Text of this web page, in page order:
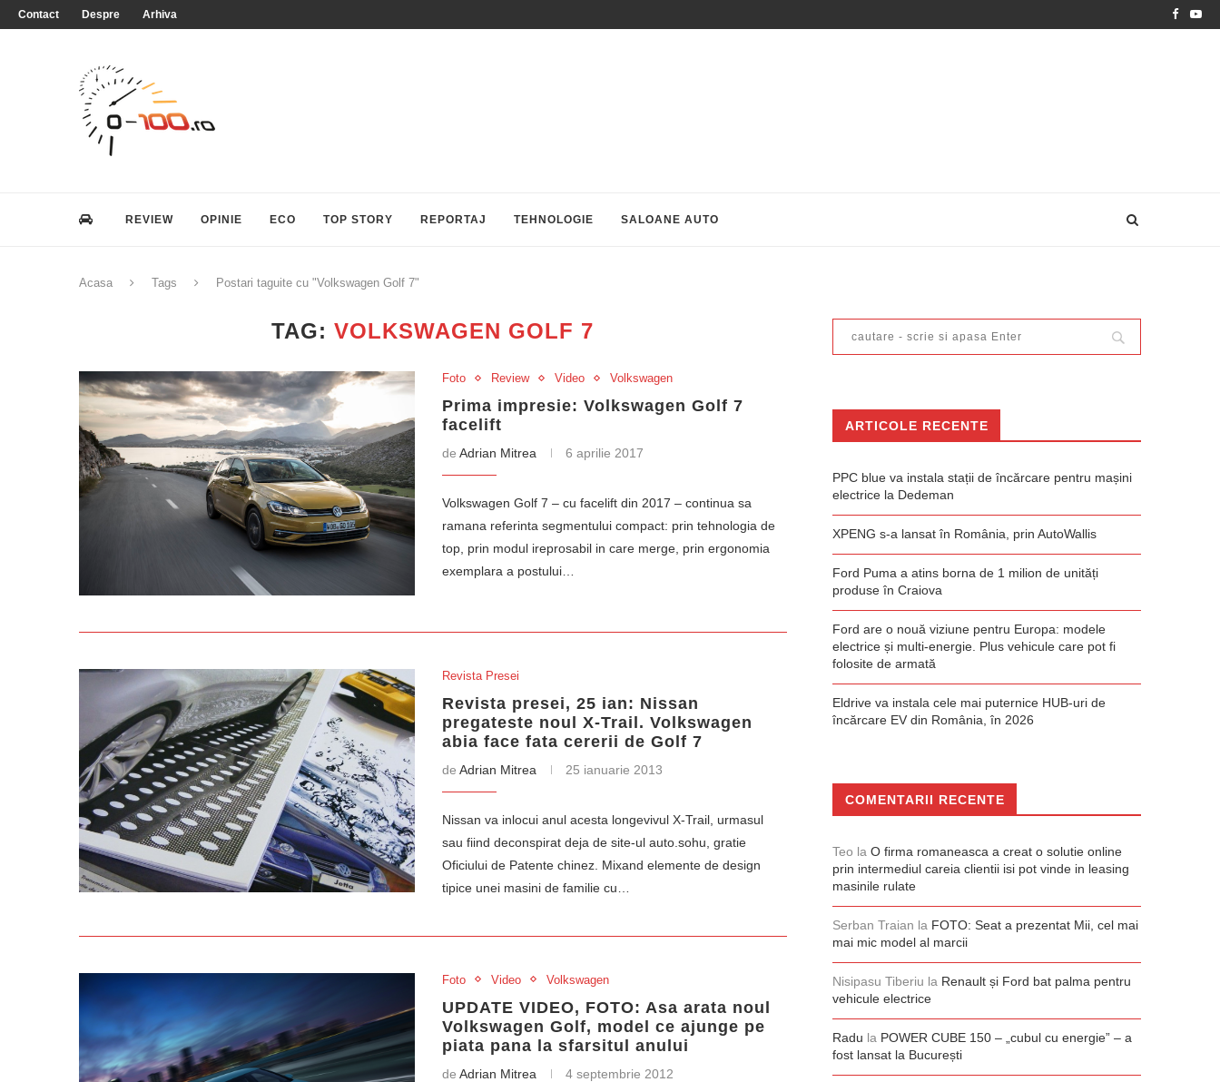
Contact Despre Arhiva
REVIEW OPINIE ECO TOP STORY REPORTAJ TEHNOLOGIE SALOANE AUTO
Acasa Tags Postari taguite cu "Volkswagen Golf 7"
TAG:VOLKSWAGEN GOLF 7
Foto Review Video Volkswagen
Prima impresie: Volkswagen Golf 7
facelift
de Adrian Mitrea 6 aprilie 2017
Volkswagen Golf 7 – cu facelift din 2017 – continua sa
ramana referinta segmentului compact: prin tehnologia de
top, prin modul ireprosabil in care merge, prin ergonomia
exemplara a postului…
Revista Presei
Revista presei, 25 ian: Nissan
pregateste noul X-Trail. Volkswagen
abia face fata cererii de Golf 7
de Adrian Mitrea 25 ianuarie 2013
Nissan va inlocui anul acesta longevivul X-Trail, urmasul
sau fiind deconspirat deja de site-ul auto.sohu, gratie
Oficiului de Patente chinez. Mixand elemente de design
tipice unei masini de familie cu…
Foto Video Volkswagen
UPDATE VIDEO, FOTO: Asa arata noul
Volkswagen Golf, model ce ajunge pe
piata pana la sfarsitul anului
de Adrian Mitrea 4 septembrie 2012
ARTICOLE RECENTE
PPC blue va instala stații de încărcare pentru mașini
electrice la Dedeman
XPENG s-a lansat în România, prin AutoWallis
Ford Puma a atins borna de 1 milion de unități
produse în Craiova
Ford are o nouă viziune pentru Europa: modele
electrice și multi-energie. Plus vehicule care pot fi
folosite de armată
Eldrive va instala cele mai puternice HUB-uri de
încărcare EV din România, în 2026
COMENTARII RECENTE
Teo la O firma romaneasca a creat o solutie online
prin intermediul careia clientii isi pot vinde in leasing
masinile rulate
Serban Traian la FOTO: Seat a prezentat Mii, cel mai
mai mic model al marcii
Nisipasu Tiberiu la Renault și Ford bat palma pentru
vehicule electrice
Radu la POWER CUBE 150 – „cubul cu energie” – a
fost lansat la București